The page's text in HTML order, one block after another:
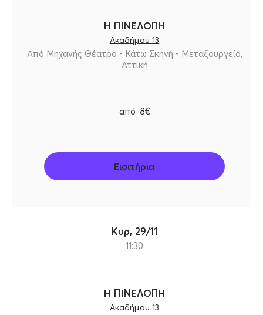
Η ΠΙΝΕΛΟΠΗ
Ακαδήμου 13
Από Μηχανής Θέατρο - Κάτω Σκηνή - Μεταξουργείο,
Αττική
από 8€
Εισιτήρια
Κυρ, 29/11
11:30
Η ΠΙΝΕΛΟΠΗ
Ακαδήμου 13